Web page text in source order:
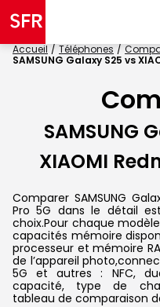
Accueil Téléphones
SAMSUNG Galaxy S25 vs
SAMSUNG
XIAOMI
Comparer SAMSUNG
Pro 5G dans le détail
choix.Pour chaque
capacités mémoire
processeur et mémoire
de l’appareil
5G et autres : NFC,
capacité, type de
tableau de comparaison